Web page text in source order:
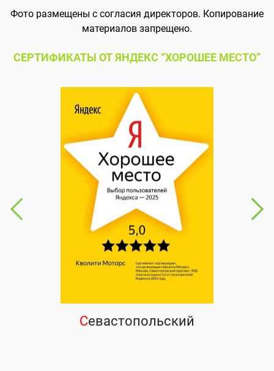
Фото размещены с согласия директоров. Копирование
материалов запрещено.
СЕРТИФИКАТЫ ОТ ЯНДЕКС “ХОРОШЕЕ МЕСТО”
Севастопольский